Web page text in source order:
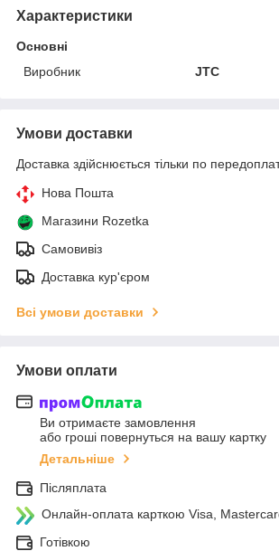
Характеристики
Основні
Виробник
JTC
Умови доставки
Доставка здійснюється тільки по
Нова Пошта
Магазини Rozetka
Самовивіз
Доставка кур'єром
Всі умови доставки
Умови оплати
Ви отримаєте замовлення
або гроші повернуться на вашу картку
Детальніше
Післяплата
Онлайн-оплата карткою Visa,
Готівкою